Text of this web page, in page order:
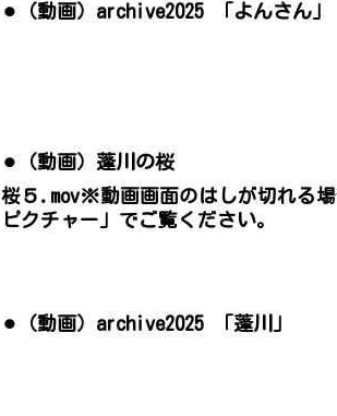
⚫︎（動画）archive2025 「よんさん」
⚫︎（動画）蓬川の桜
桜５.mov※動画画面のはしが切れる
ピクチャー」でご覧ください。
⚫︎（動画）archive2025 「蓬川」